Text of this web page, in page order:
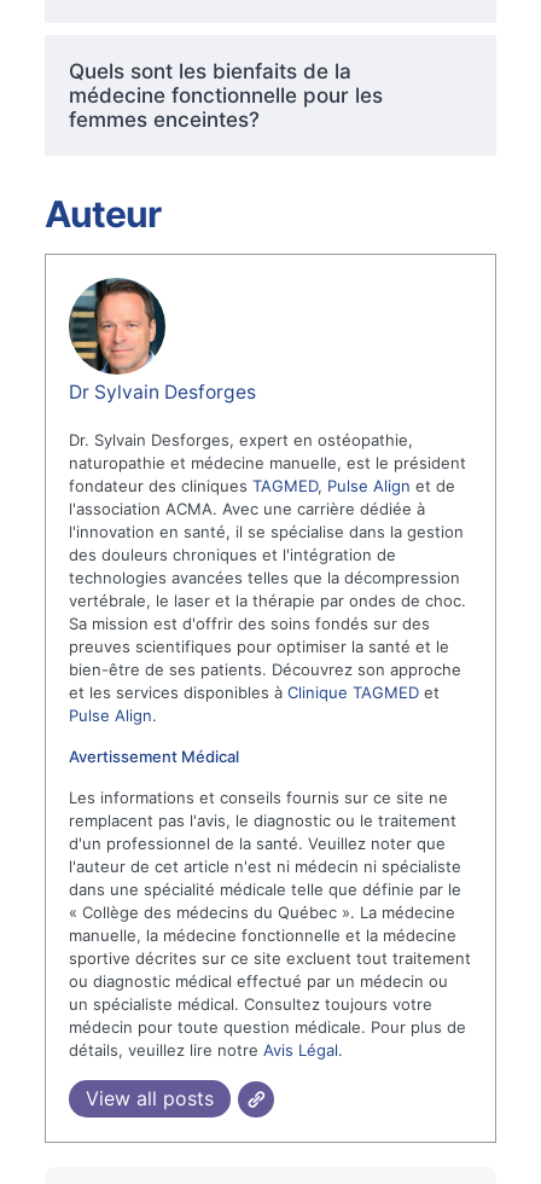
Quels sont les bienfaits de la
médecine fonctionnelle pour les
femmes enceintes?
Auteur
Dr Sylvain Desforges
Dr. Sylvain Desforges, expert en ostéopathie,
naturopathie et médecine manuelle, est le président
fondateur des cliniquesTAGMED, Pulse Align et de
l'association ACMA. Avec une carrière dédiée à
l'innovation en santé, il se spécialise dans la gestion
des douleurs chroniques et l'intégration de
technologies avancées telles que la décompression
vertébrale, le laser et la thérapie par ondes de choc.
Sa mission est d'offrir des soins fondés sur des
preuves scientifiques pour optimiser la santé et le
bien-être de ses patients. Découvrez son approche
et les services disponibles àClinique TAGMED et
Pulse Align.
Avertissement Médical
Les informations et conseils fournis sur ce site ne
remplacent pas l'avis, le diagnostic ou le traitement
d'un professionnel de la santé. Veuillez noter que
l'auteur de cet article n'est ni médecin ni spécialiste
dans une spécialité médicale telle que définie par le
« Collège des médecins du Québec ». La médecine
manuelle, la médecine fonctionnelle et la médecine
sportive décrites sur ce site excluent tout traitement
ou diagnostic médical effectué par un médecin ou
un spécialiste médical. Consultez toujours votre
médecin pour toute question médicale. Pour plus de
détails, veuillez lire notreAvis Légal.
View all posts